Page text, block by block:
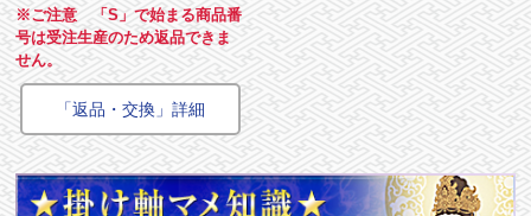
※ご注意 「S」で始まる商品番
号は受注生産のため返品できま
せん。
「返品・交換」詳細